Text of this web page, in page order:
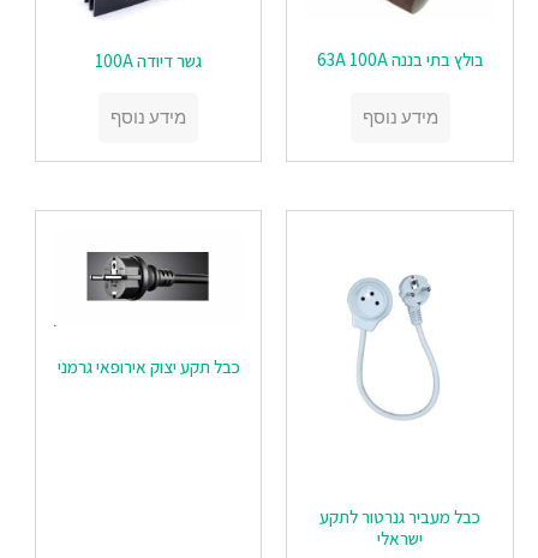
בולץ בתי בננה 63A 100A
מידע נוסף
‏‏גשר דיודה 100A
מידע נוסף
‏‏כבל מעביר גנרטור לתקע
ישראלי
כבל תקע יצוק אירופאי גרמני